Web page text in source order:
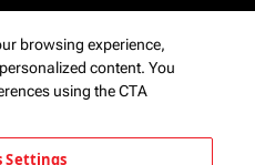
browsing experience,
content. You
using the CTA
Settings